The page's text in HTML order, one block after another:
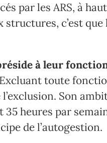
par les ARS, à
c’est
à leur
Excluant toute
Son
35 heures par
de l’autogestion.